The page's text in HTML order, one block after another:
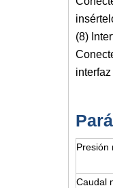
(8)
Presión
Caudal